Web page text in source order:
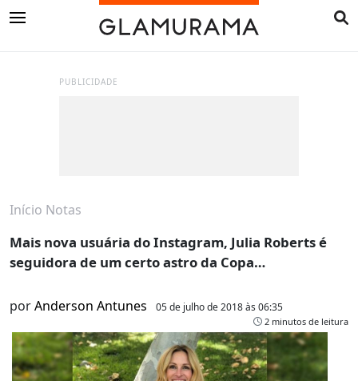
PUBLICIDADE
Início Notas
Mais nova usuária do Instagram, Julia Roberts é
seguidora de um certo astro da Copa…
porAnderson Antunes 05 de julho de 2018 às 06:35
2 minutos de leitura